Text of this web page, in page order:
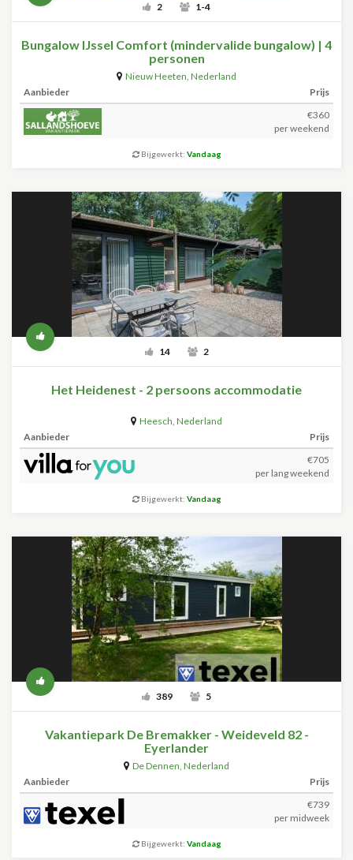
2 1-4
Bungalow IJssel Comfort (mindervalide bungalow) | 4
personen
Nieuw Heeten, Nederland
Aanbieder
Prijs
€360
per weekend
Bijgewerkt: Vandaag
14 2
Het Heidenest - 2 persoons accommodatie
Heesch, Nederland
Aanbieder
Prijs
€705
per lang weekend
Bijgewerkt: Vandaag
389 5
Vakantiepark De Bremakker - Weideveld 82 -
Eyerlander
De Dennen, Nederland
Aanbieder
Prijs
€739
per midweek
Bijgewerkt: Vandaag